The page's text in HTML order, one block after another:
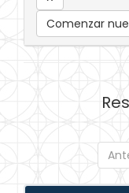
Comenzar